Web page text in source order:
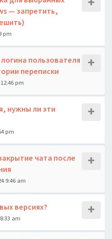
— запретить,
pm
пользователя
переписки
pm
нужны ли эти
pm
чата после
9:46 am
версиях?
am